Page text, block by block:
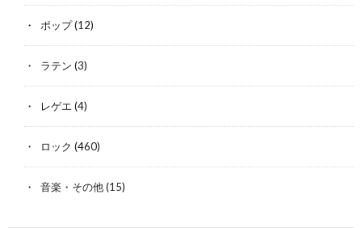
ポップ(12)
ラテン (3)
レゲエ (4)
ロック (460)
音楽・その他(15)